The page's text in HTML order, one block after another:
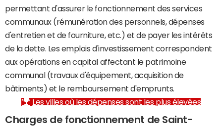
permettant d'assurer le fonctionnement des services
communaux (rémunération des personnels, dépenses
d'entretien et de fourniture, etc.) et de payer les intérêts
de la dette. Les emplois d'investissement correspondent
aux opérations en capital affectant le patrimoine
communal (travaux d'équipement, acquisition de
bâtiments) et le remboursement d'emprunts.
Les villes où les dépenses sont les plus élevées
Charges de fonctionnement de Saint-